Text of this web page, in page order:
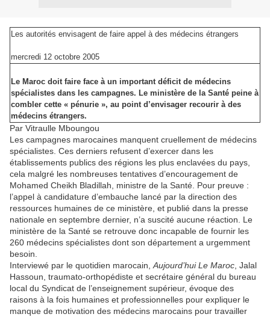
Les autorités envisagent de faire appel à des médecins étrangers
mercredi 12 octobre 2005
Le Maroc doit faire face à un important déficit de médecins
spécialistes dans les campagnes. Le ministère de la Santé peine à
combler cette « pénurie », au point d’envisager recourir à des
médecins étrangers.
Par Vitraulle Mboungou
Les campagnes marocaines manquent cruellement de médecins
spécialistes. Ces derniers refusent d’exercer dans les
établissements publics des régions les plus enclavées du pays,
cela malgré les nombreuses tentatives d’encouragement de
Mohamed Cheikh Bladillah, ministre de la Santé. Pour preuve :
l’appel à candidature d’embauche lancé par la direction des
ressources humaines de ce ministère, et publié dans la presse
nationale en septembre dernier, n’a suscité aucune réaction. Le
ministère de la Santé se retrouve donc incapable de fournir les
260 médecins spécialistes dont son département a urgemment
besoin.
Interviewé par le quotidien marocain, Aujourd’hui Le Maroc , Jalal
Hassoun, traumato-orthopédiste et secrétaire général du bureau
local du Syndicat de l’enseignement supérieur, évoque des
raisons à la fois humaines et professionnelles pour expliquer le
manque de motivation des médecins marocains pour travailler